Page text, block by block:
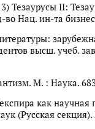
Тезаурусы II:
Нац. ин-та
высш. учеб.
М. : Наука.
как научная
(Русская